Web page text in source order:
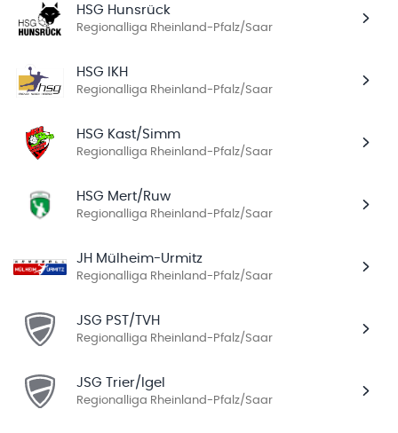
HSG Hunsrück
Regionalliga Rheinland-Pfalz/Saar
HSG IKH
Regionalliga Rheinland-Pfalz/Saar
HSG Kast/Simm
Regionalliga Rheinland-Pfalz/Saar
HSG Mert/Ruw
Regionalliga Rheinland-Pfalz/Saar
JH Mülheim-Urmitz
Regionalliga Rheinland-Pfalz/Saar
JSG PST/TVH
Regionalliga Rheinland-Pfalz/Saar
JSG Trier/Igel
Regionalliga Rheinland-Pfalz/Saar